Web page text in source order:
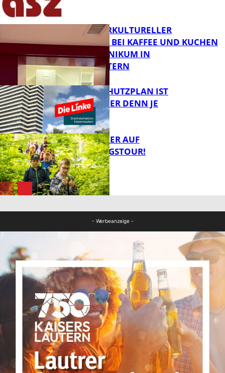
FB News
FB News
FB Gesundheit
NEUER INTERKULTURELLER
TREFFPUNKT BEI KAFFEE UND KUCHEN
IM PFALZKLINIKUM IN
KAISERSLAUTERN
FB News
EIN HITZESCHUTZPLAN IST
NOTWENDIGER DENN JE
MIT DEM JÄGER AUF
ENTDECKUNGSTOUR!
- Werbeanzeige -